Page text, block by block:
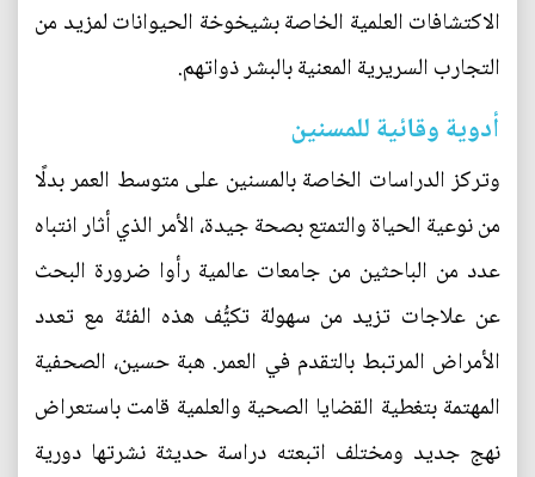
الاكتشافات العلمية الخاصة بشيخوخة الحيوانات لمزيد من
التجارب السريرية المعنية بالبشر ذواتهم.
أدوية وقائية للمسنين
وتركز الدراسات الخاصة بالمسنين على متوسط العمر بدلًا
من نوعية الحياة والتمتع بصحة جيدة، الأمر الذي أثار انتباه
عدد من الباحثين من جامعات عالمية رأوا ضرورة البحث
عن علاجات تزيد من سهولة تكيُّف هذه الفئة مع تعدد
الأمراض المرتبط بالتقدم في العمر. هبة حسين، الصحفية
المهتمة بتغطية القضايا الصحية والعلمية قامت باستعراض
نهج جديد ومختلف اتبعته دراسة حديثة نشرتها دورية